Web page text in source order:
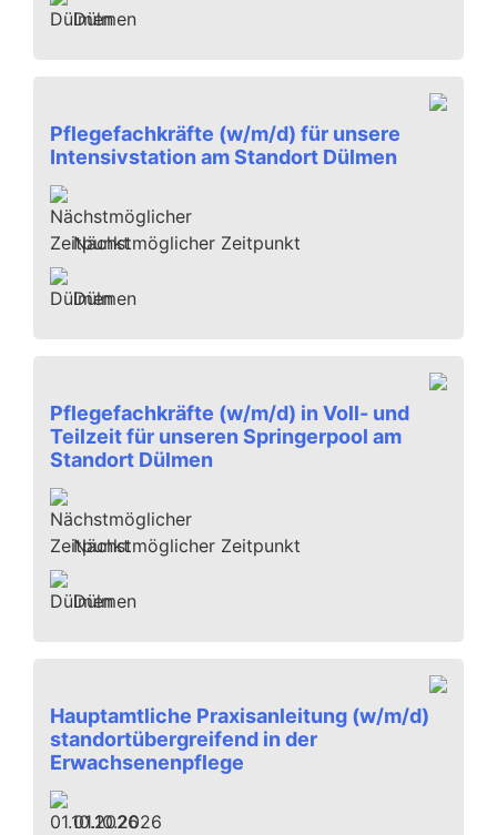
Dülmen
Pflegefachkräfte (w/m/d) für unsere
Intensivstation am Standort Dülmen
Nächstmöglicher Zeitpunkt
Dülmen
Pflegefachkräfte (w/m/d) in Voll- und
Teilzeit für unseren Springerpool am
Standort Dülmen
Nächstmöglicher Zeitpunkt
Dülmen
Hauptamtliche Praxisanleitung (w/m/d)
standortübergreifend in der
Erwachsenenpflege
01.10.2026